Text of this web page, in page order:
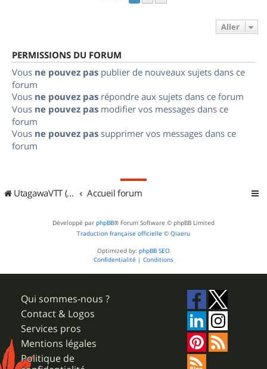
Aller
PERMISSIONS DU FORUM
Vous ne pouvez pas publier de nouveaux sujets dans ce
forum
Vous ne pouvez pas répondre aux sujets dans ce forum
Vous ne pouvez pas modifier vos messages dans ce
forum
Vous ne pouvez pas supprimer vos messages dans ce
forum
UtagawaVTT (Randos VTT et VTTAE avec traces GPS) Accueil forum
Développé par phpBB® Forum Software © phpBB Limited
Traduction française officielle © Qiaeru
Optimized by: phpBB SEO
Confidentialité | Conditions
Qui sommes-nous ?
Contact & Logos
Services pros
Mentions légales
Politique de